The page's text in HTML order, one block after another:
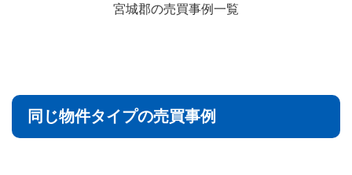
宮城郡の売買事例一覧
同じ物件タイプの売買事例